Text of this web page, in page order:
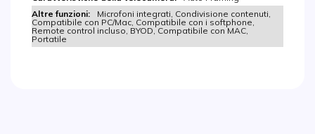
Microfoni integrati, Condivisione contenuti,
Compatibile con PC/Mac, Compatibile con i softphone,
Remote control incluso, BYOD, Compatibile con MAC,
Portatile